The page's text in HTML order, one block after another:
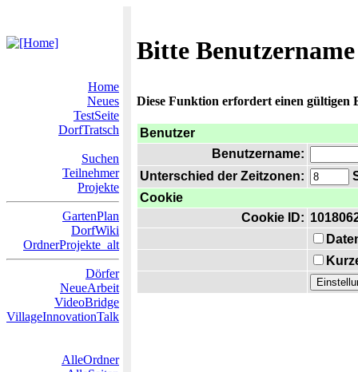
Bitte
Home
Neues
TestSeite
DorfTratsch
Suchen
Teilnehmer
Projekte
GartenPlan
DorfWiki
OrdnerProjekte_alt
Dörfer
NeueArbeit
VideoBridge
VillageInnovationTalk
AlleOrdner
Diese Funktion erfordert einen gültigen
Benutzer
Benutzername:
Unterschied der Zeitzonen:
Cookie
Cookie ID: